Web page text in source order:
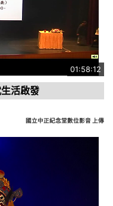
01:58:12
活啟發
國立中正紀念堂數位影音 上傳